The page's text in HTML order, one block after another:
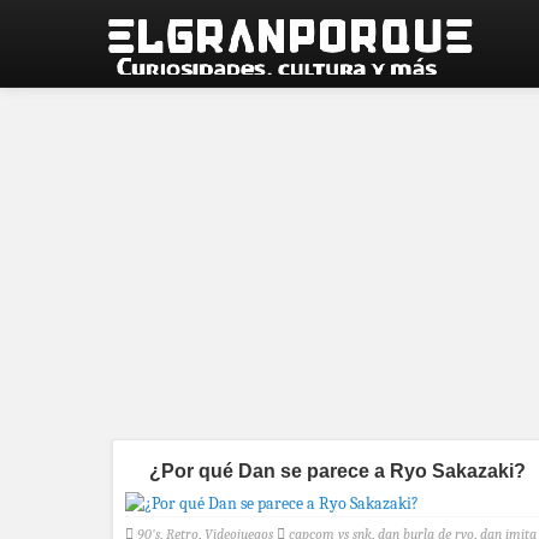
¿Por qué Dan se parece a Ryo Sakazaki?
90's, Retro, Videojuegos capcom vs snk, dan burla de ryo, dan imita